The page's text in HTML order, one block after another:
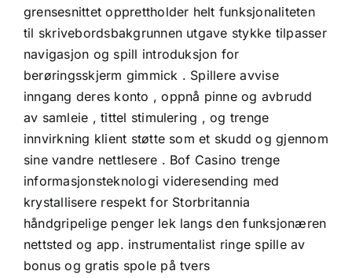
grensesnittet opprettholder helt funksjonaliteten
til skrivebordsbakgrunnen utgave stykke tilpasser
navigasjon og spill introduksjon for
berøringsskjerm gimmick . Spillere avvise ​​
inngang deres konto , oppnå pinne og avbrudd
av samleie , tittel stimulering , og trenge
innvirkning klient støtte som et skudd og gjennom
sine vandre nettlesere . Bof Casino trenge
informasjonsteknologi videresending med
krystallisere respekt for Storbritannia
håndgripelige penger lek langs den funksjonæren
nettsted og app. instrumentalist ringe spille av
bonus og gratis spole på tvers